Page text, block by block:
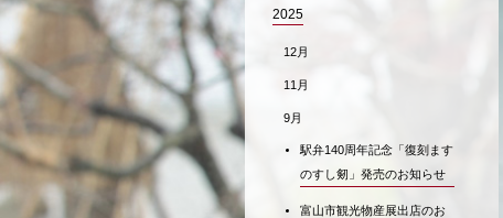
2025
12月
11月
9月
駅弁140周年記念「復刻ます
のすし剱」発売のお知らせ
富山市観光物産展出店のお